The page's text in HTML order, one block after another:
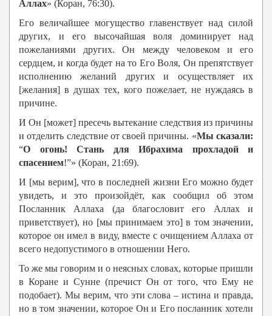
Аллах» (Коран, 76:30).
Его величайшее могущество главенствует над силой
других, и его высочайшая воля доминирует над
пожеланиями других. Он между человеком и его
сердцем, и когда будет на то Его Воля, Он препятствует
исполнению желаний других и осуществляет их
[желания] в душах тех, кого пожелает, не нуждаясь в
причине.
И Он [может] пресечь вытекание следствия из причины
и отделить следствие от своей причины. «Мы сказали:
“О огонь! Стань для Ибрахима прохладой и
спасением!”» (Коран, 21:69).
И [мы верим], что в последней жизни Его можно будет
увидеть, и это произойдёт, как сообщил об этом
Посланник Аллаха (да благословит его Аллах и
приветствует), но [мы принимаем это] в том значении,
которое он имел в виду, вместе с очищением Аллаха от
всего недопустимого в отношении Него.
То же мы говорим и о неясных словах, которые пришли
в Коране и Сунне (пречист Он от того, что Ему не
подобает). Мы верим, что эти слова – истина и правда,
но в том значении, которое Он и Его посланник хотели